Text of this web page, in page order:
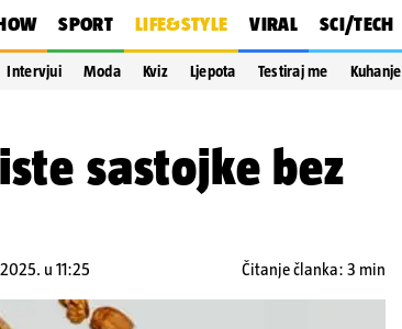
SPORT LIFE&STYLE VIRAL SCI/TECH
Intervjui Moda Kviz Ljepota Testiraj me Kuhanje
sastojke bez
u 11:25 Čitanje članka: 3 min